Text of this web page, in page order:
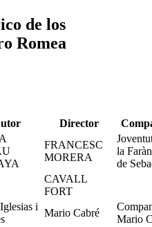
de los
Romea
Director
FRANCESC
MORERA
la
de
CAVALL
FORT
i
Mario Cabré
Mario